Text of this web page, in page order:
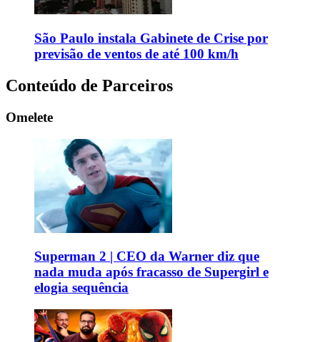
São Paulo instala Gabinete de Crise por
previsão de ventos de até 100 km/h
Conteúdo de Parceiros
Omelete
Superman 2 | CEO da Warner diz que
nada muda após fracasso de Supergirl e
elogia sequência